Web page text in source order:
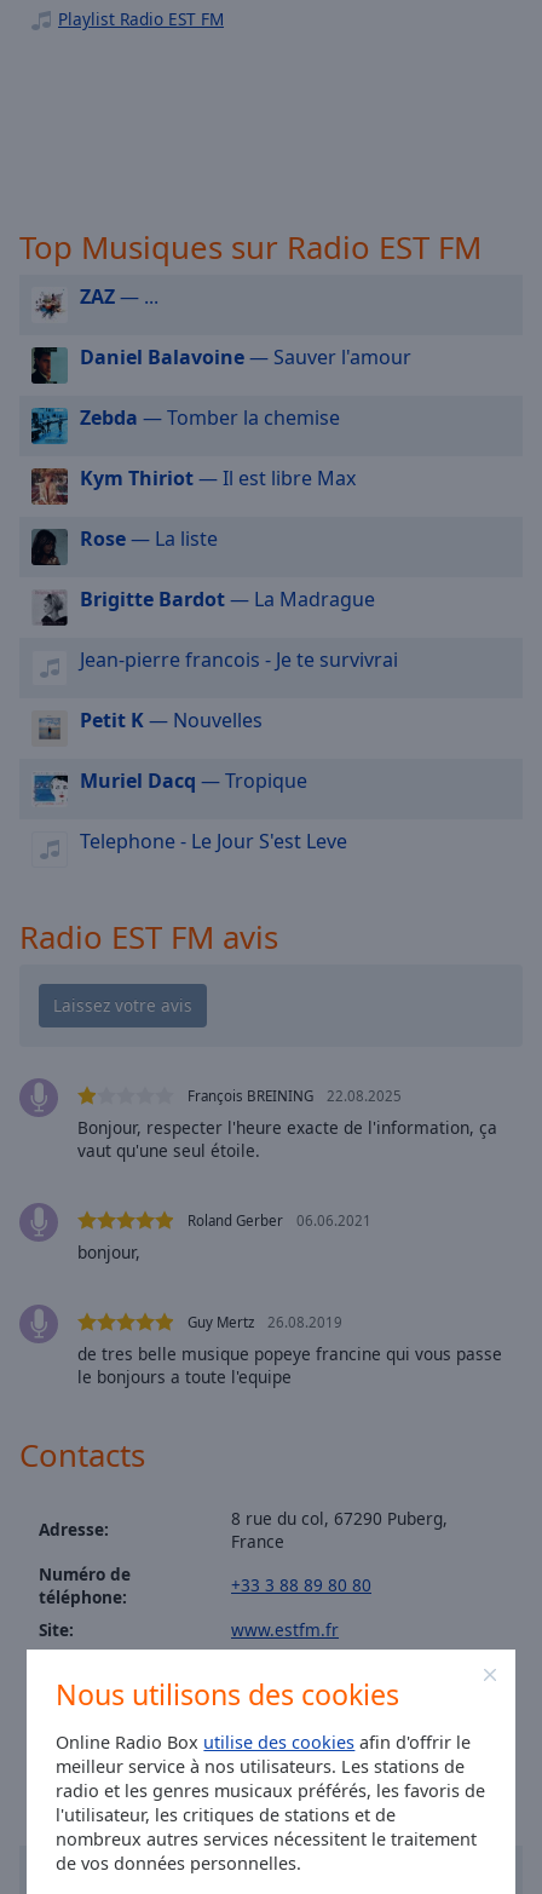
Nous utilisons des cookies
Online Radio Box utilise des cookies afin d'offrir le
meilleur service à nos utilisateurs. Les stations de
radio et les genres musicaux préférés, les favoris de
l'utilisateur, les critiques de stations et de
nombreux autres services nécessitent le traitement
de vos données personnelles.
Subtitles
subtitles
off
selected
Track
in-
Picture
Fullscreen
This
modal
window.
Beginning
window.
close
window.
Opacity
Color
Caption
Background
Text
Family
Playlist Radio EST FM
Top Musiques sur Radio EST FM
ZAZ— ...
Daniel Balavoine— Sauver l'amour
Zebda — Tomber la chemise
Kym Thiriot— Il est libre Max
Rose— La liste
Brigitte Bardot— La Madrague
Jean-pierre francois - Je te survivrai
Petit K— Nouvelles
Muriel Dacq — Tropique
Telephone - Le Jour S'est Leve
Radio EST FM avis
François BREINING 22.08.2025
Bonjour, respecter l'heure exacte de l'information, ça
vaut qu'une seul étoile.
Roland Gerber 06.06.2021
bonjour,
Guy Mertz 26.08.2019
de tres belle musique popeye francine qui vous passe
le bonjours a toute l'equipe
Contacts
Adresse:
8 rue du col, 67290 Puberg,
France
Numéro de
téléphone:
+33 3 88 89 80 80
Site:
www.estfm.fr
Facebook:
@radioestfm67
Heure à Puberg
:20:51 ,08.08.2026